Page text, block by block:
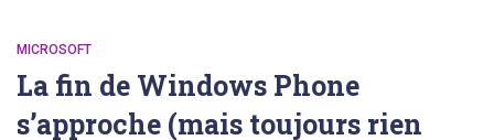
MICROSOFT
La fin de Windows Phone
s’approche (mais toujours rien